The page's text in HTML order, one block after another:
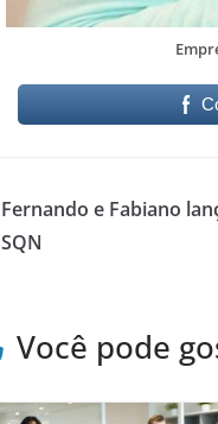
Fernando e Fabiano
SQN
Você pode